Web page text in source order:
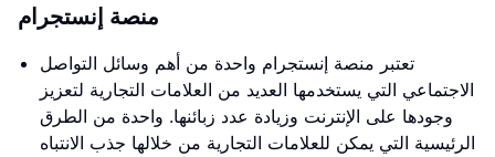
منصة إنستجرام
تعتبر منصة إنستجرام واحدة من أهم وسائل التواصل
الاجتماعي التي يستخدمها العديد من العلامات التجارية لتعزيز
وجودها على الإنترنت وزيادة عدد زبائنها. واحدة من الطرق
الرئيسية التي يمكن للعلامات التجارية من خلالها جذب الانتباه